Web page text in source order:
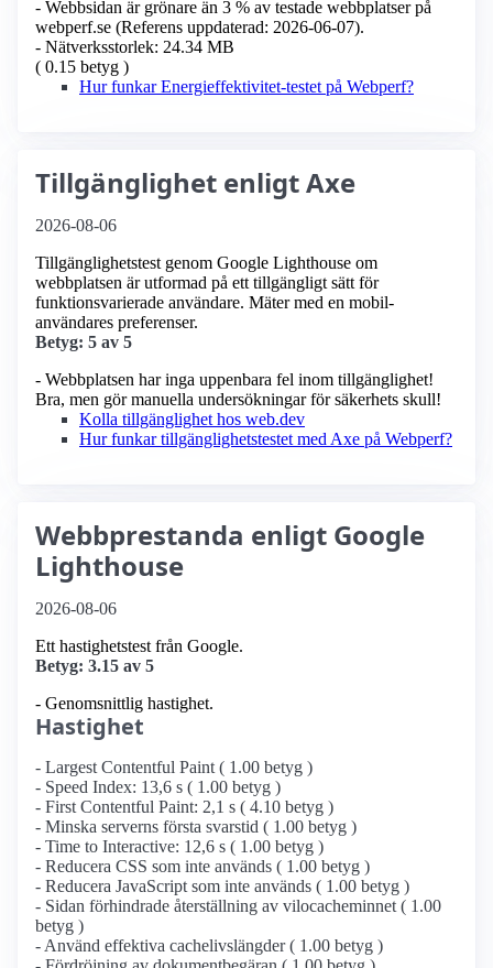
- Webbsidan är grönare än 3 % av testade webbplatser på
webperf.se (Referens uppdaterad: 2026-06-07).
- Nätverksstorlek: 24.34 MB
( 0.15 betyg )
Hur funkar Energieffektivitet-testet på Webperf?
Tillgänglighet enligt Axe
2026-08-06
Tillgänglighetstest genom Google Lighthouse om
webbplatsen är utformad på ett tillgängligt sätt för
funktionsvarierade användare. Mäter med en mobil­
användares preferenser.
Betyg: 5 av 5
- Webbplatsen har inga uppenbara fel inom tillgänglighet!
Bra, men gör manuella undersökningar för säkerhets skull!
Kolla tillgänglighet hos web.dev
Hur funkar tillgänglighetstestet med Axe på Webperf?
Webbprestanda enligt Google
Lighthouse
2026-08-06
Ett hastighetstest från Google.
Betyg: 3.15 av 5
- Genomsnittlig hastighet.
Hastighet
- Largest Contentful Paint ( 1.00 betyg )
- Speed Index: 13,6 s ( 1.00 betyg )
- First Contentful Paint: 2,1 s ( 4.10 betyg )
- Minska serverns första svarstid ( 1.00 betyg )
- Time to Interactive: 12,6 s ( 1.00 betyg )
- Reducera CSS som inte används ( 1.00 betyg )
- Reducera JavaScript som inte används ( 1.00 betyg )
- Sidan förhindrade återställning av vilocacheminnet ( 1.00
betyg )
- Använd effektiva cachelivslängder ( 1.00 betyg )